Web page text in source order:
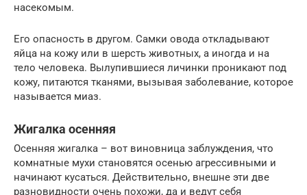
насекомым.
Его опасность в другом. Самки овода откладывают
яйца на кожу или в шерсть животных, а иногда и на
тело человека. Вылупившиеся личинки проникают под
кожу, питаются тканями, вызывая заболевание, которое
называется миаз.
Жигалка осенняя
Осенняя жигалка – вот виновница заблуждения, что
комнатные мухи становятся осенью агрессивными и
начинают кусаться. Действительно, внешне эти две
разновидности очень похожи, да и ведут себя